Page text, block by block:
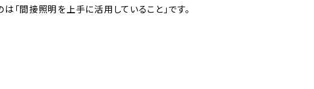
「間接照明を上手に活用していること」です。